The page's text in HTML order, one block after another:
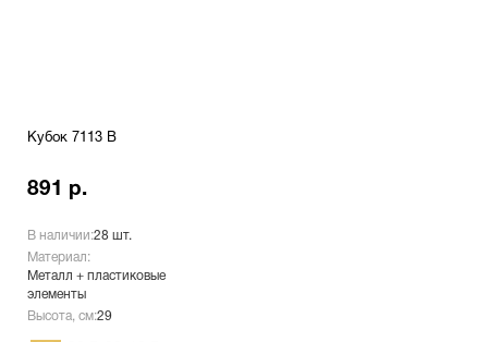
Кубок 7113 B
891 р.
В наличии:28 шт.
Материал:
Металл + пластиковые
элементы
Высота, см:29